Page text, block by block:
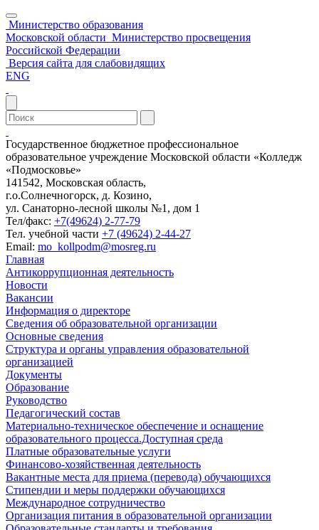
Министерство образования
Московской области Министерство просвещения
Российской Федерации
Версия сайта для слабовидящих
ENG
Государственное бюджетное профессиональное
образовательное учреждение Московской области «Колледж
«Подмосковье»
141542, Московская область,
г.о.Солнечногорск, д. Козино,
ул. Санаторно-лесной школы №1, дом 1
Тел/факс: +7(49624) 2-77-79
Тел. учебной части +7 (49624) 2-44-27
Email: mo_kollpodm@mosreg.ru
Главная
Антикоррупционная деятельность
Новости
Вакансии
Информация о директоре
Сведения об образовательной организации
Основные сведения
Структура и органы управления образовательной
организацией
Документы
Образование
Руководство
Педагогический состав
Материально-техническое обеспечение и оснащение
образовательного процесса.Доступная среда
Платные образовательные услуги
Финансово-хозяйственная деятельность
Вакантные места для приема (перевода) обучающихся
Стипендии и меры поддержки обучающихся
Международное сотрудничество
Организация питания в образовательной организации